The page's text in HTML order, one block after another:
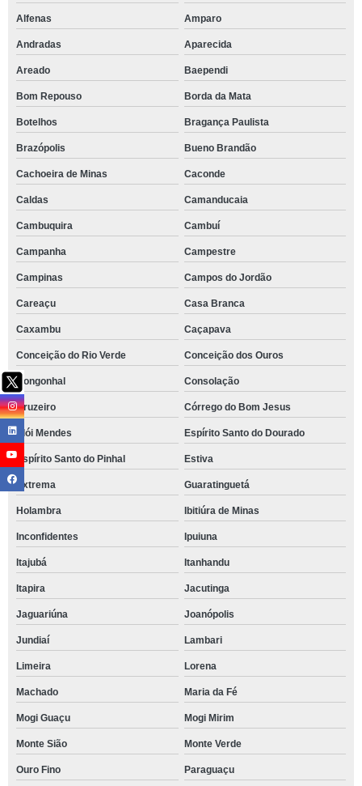
Alfenas Amparo
Andradas Aparecida
Areado Baependi
Bom Repouso Borda da Mata
Botelhos Bragança Paulista
Brazópolis Bueno Brandão
Cachoeira de Minas Caconde
Caldas Camanducaia
Cambuquira Cambuí
Campanha Campestre
Campinas Campos do Jordão
Careaçu Casa Branca
Caxambu Caçapava
Conceição do Rio Verde Conceição dos Ouros
Congonhal Consolação
Cruzeiro Córrego do Bom Jesus
Elói Mendes Espírito Santo do Dourado
Espírito Santo do Pinhal Estiva
Extrema Guaratinguetá
Holambra Ibitiúra de Minas
Inconfidentes Ipuiuna
Itajubá Itanhandu
Itapira Jacutinga
Jaguariúna Joanópolis
Jundiaí Lambari
Limeira Lorena
Machado Maria da Fé
Mogi Guaçu Mogi Mirim
Monte Sião Monte Verde
Ouro Fino Paraguaçu